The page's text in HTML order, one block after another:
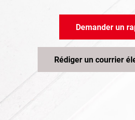
Demander un
Rédiger un courrier